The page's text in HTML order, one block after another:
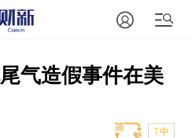
气造假事件在美
T中